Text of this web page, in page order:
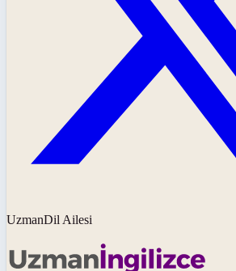
UzmanDil Ailesi